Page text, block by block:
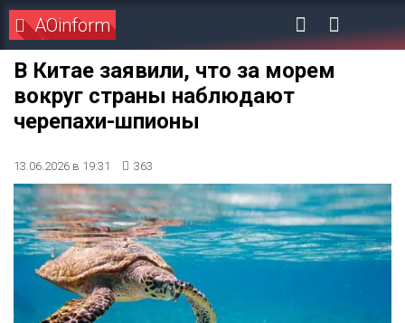
AOinform
В Китае заявили, что за морем
вокруг страны наблюдают
черепахи-шпионы
13.06.2026 в 19:31 363